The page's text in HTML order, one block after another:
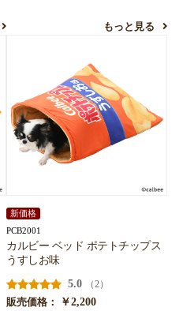
もっと見る
新価格
PCB2001
カルビー ベッド ポテトチップス
うすしお味
5.0
（2）
販売価格：
￥2,200